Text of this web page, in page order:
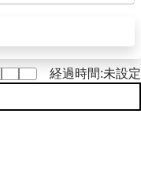
経過時間:未設定